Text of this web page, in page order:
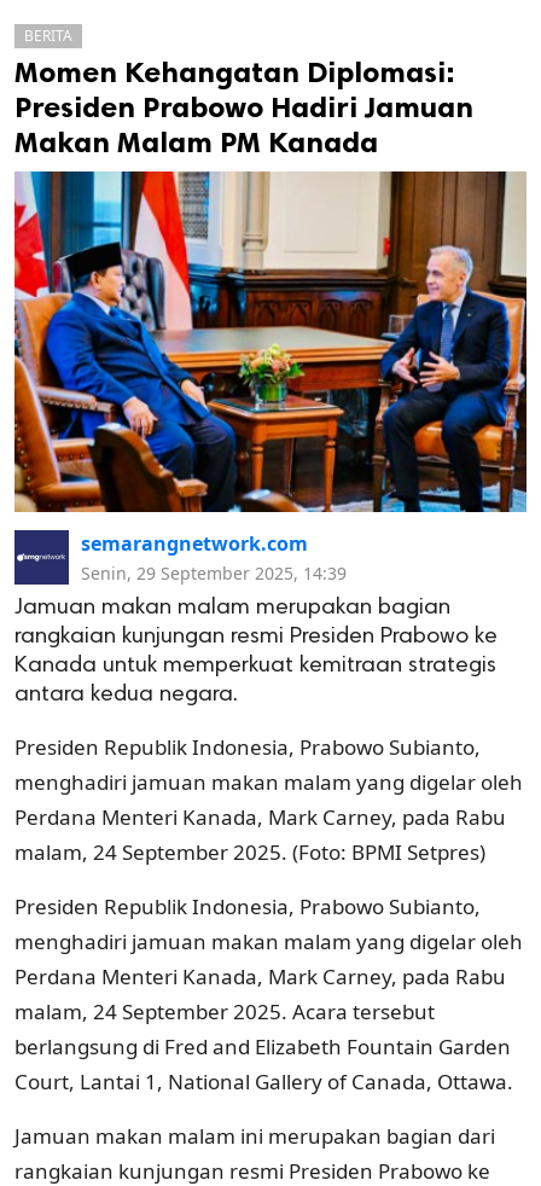
cipta.
BERITA
Momen Kehangatan Diplomasi:
Presiden Prabowo Hadiri Jamuan
Makan Malam PM Kanada
semarangnetwork.com
Senin, 29 September 2025, 14:39
Jamuan makan malam merupakan bagian
rangkaian kunjungan resmi Presiden Prabowo ke
Kanada untuk memperkuat kemitraan strategis
antara kedua negara.
Presiden Republik Indonesia, Prabowo Subianto,
menghadiri jamuan makan malam yang digelar oleh
Perdana Menteri Kanada, Mark Carney, pada Rabu
malam, 24 September 2025. (Foto: BPMI Setpres)
Presiden Republik Indonesia, Prabowo Subianto,
menghadiri jamuan makan malam yang digelar oleh
Perdana Menteri Kanada, Mark Carney, pada Rabu
malam, 24 September 2025. Acara tersebut
berlangsung di Fred and Elizabeth Fountain Garden
Court, Lantai 1, National Gallery of Canada, Ottawa.
Jamuan makan malam ini merupakan bagian dari
rangkaian kunjungan resmi Presiden Prabowo ke